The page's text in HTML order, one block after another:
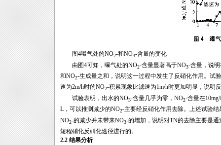
图4曝气处的NO2-和NO3-含量的变化
由图4可知，曝气处的NO2-含量显著高于NO3-含量，说
和NO2-生成量之和，说明这一过程中发生了反硝化作用。试
速为2m/h时的NO2-积累现象比滤速为1m/h时更加明显，说明
试验表明，出水的NO3-含量几乎为零，NO2-含量在
L，可以推测减少的NO2-主要经反硝化作用去除。上述试验
NO2-的减少并未带来NO3-的增加，说明对TN的去除主要是通
短程硝化反硝化途径进行的。
2.2 结果分析